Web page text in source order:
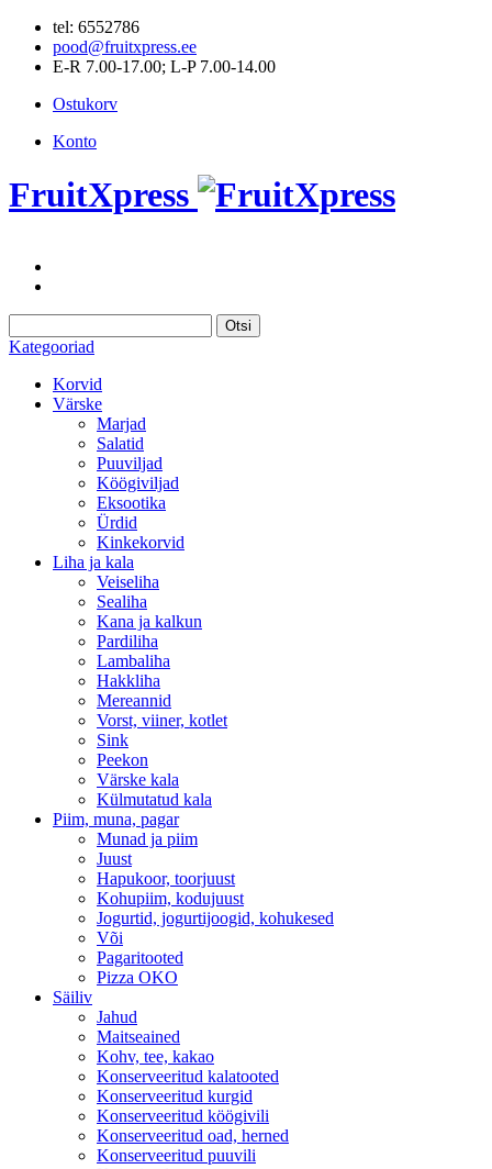
tel: 6552786
pood@fruitxpress.ee
E-R 7.00-17.00; L-P 7.00-14.00
Ostukorv
Konto
FruitXpress
Otsi
Kategooriad
Korvid
Värske
Marjad
Salatid
Puuviljad
Köögiviljad
Eksootika
Ürdid
Kinkekorvid
Liha ja kala
Veiseliha
Sealiha
Kana ja kalkun
Pardiliha
Lambaliha
Hakkliha
Mereannid
Vorst, viiner, kotlet
Sink
Peekon
Värske kala
Külmutatud kala
Piim, muna, pagar
Munad ja piim
Juust
Hapukoor, toorjuust
Kohupiim, kodujuust
Jogurtid, jogurtijoogid, kohukesed
Või
Pagaritooted
Pizza OKO
Säiliv
Jahud
Maitseained
Kohv, tee, kakao
Konserveeritud kalatooted
Konserveeritud kurgid
Konserveeritud köögivili
Konserveeritud oad, herned
Konserveeritud puuvili